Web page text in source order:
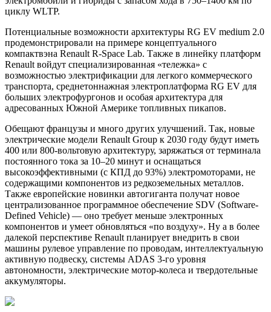
циклу WLTP.
Потенциальные возможности архитектуры RG EV medium 2.0
продемонстрировали на примере концептуального
компактвэна Renault R-Space Lab. Также в линейку платформ
Renault войдут специализированная «тележка» с
возможностью электрификации для легкого коммерческого
транспорта, среднетоннажная электроплатформа RG EV для
больших электрофургонов и особая архитектура для
адресованных Южной Америке топливных пикапов.
Обещают французы и много других улучшений. Так, новые
электрические модели Renault Group к 2030 году будут иметь
400 или 800-вольтовую архитектуру, заряжаться от терминала
постоянного тока за 10–20 минут и оснащаться
высокоэффективными (с КПД до 93%) электромоторами, не
содержащими компонентов из редкоземельных металлов.
Также европейские новинки автогиганта получат новое
централизованное программное обеспечение SDV (Software-
Defined Vehicle) — оно требует меньше электронных
компонентов и умеет обновляться «по воздуху». Ну а в более
далекой перспективе Renault планирует внедрить в свои
машины рулевое управление по проводам, интеллектуальную
активную подвеску, системы ADAS 3-го уровня
автономности, электрические мотор-колеса и твердотельные
аккумуляторы.